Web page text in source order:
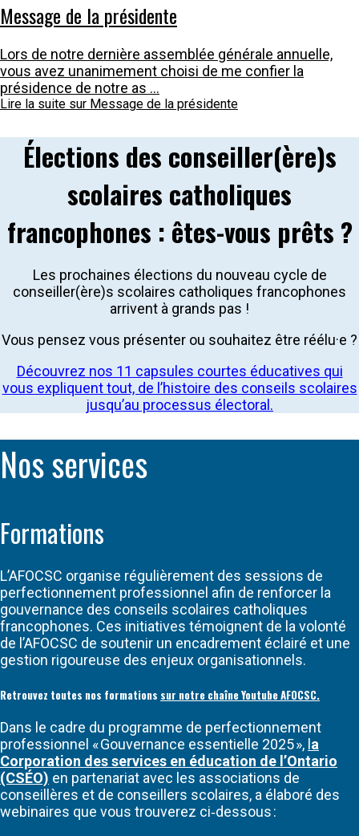
Message de la présidente
Lors de notre dernière assemblée générale annuelle,
vous avez unanimement choisi de me confier la
présidence de notre as ...
Lire la suite sur Message de la présidente
Élections des conseiller(ère)s
scolaires catholiques
francophones : êtes-vous prêts ?
Les prochaines élections du nouveau cycle de
conseiller(ère)s scolaires catholiques francophones
arrivent à grands pas !
Vous pensez vous présenter ou souhaitez être réélu·e ?
Découvrez nos 11 capsules courtes éducatives qui
vous expliquent tout, de l’histoire des conseils scolaires
jusqu’au processus électoral.
Nos services
Formations
L’AFOCSC organise régulièrement des sessions de
perfectionnement professionnel afin de renforcer la
gouvernance des conseils scolaires catholiques
francophones. Ces initiatives témoignent de la volonté
de l’AFOCSC de soutenir un encadrement éclairé et une
gestion rigoureuse des enjeux organisationnels.
Retrouvez toutes nos formations sur notre chaîne Youtube AFOCSC.
Dans le cadre du programme de perfectionnement
professionnel « Gouvernance essentielle 2025 », la
Corporation des services en éducation de l’Ontario
(CSÉO) en partenariat avec les associations de
conseillères et de conseillers scolaires, a élaboré des
webinaires que vous trouverez ci‑dessous :